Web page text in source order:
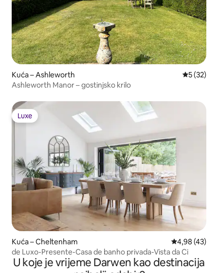
Kuća – Ashleworth Prosječna
5 (32)
Ashleworth Manor – gostinjsko krilo
Luxe
Luxe
Kuća – Cheltenham Prosječna
4,98 (43)
de Luxo-Presente-Casa de banho privada-Vista da Ci
U koje je vrijeme Darwen kao destinacija